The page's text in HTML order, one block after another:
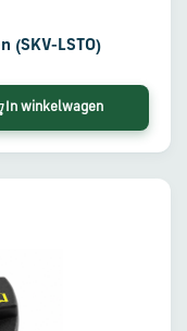
(SKV-LST0)
In winkelwagen